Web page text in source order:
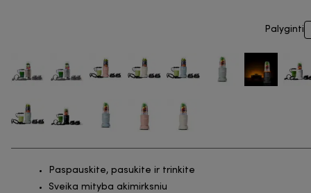
Palyginti
Paspauskite, pasukite ir trinkite
Sveika mityba akimirksniu